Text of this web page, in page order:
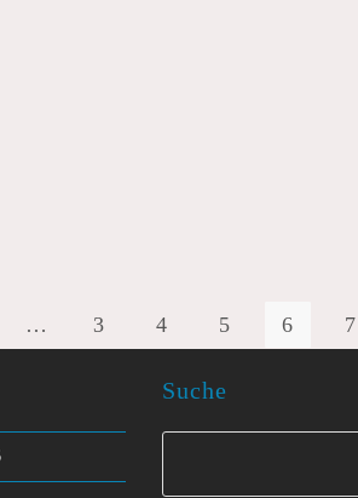
Seite
… 3 4 5 6 7
Suche